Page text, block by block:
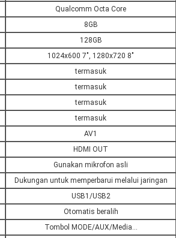
Qualcomm Octa Core
8GB
128GB
1024x600 7", 1280x720 8"
termasuk
termasuk
termasuk
termasuk
AV1
HDMI OUT
Gunakan mikrofon asli
Dukungan untuk memperbarui melalui jaringan
USB1/USB2
Otomatis beralih
Tombol MODE/AUX/Media...